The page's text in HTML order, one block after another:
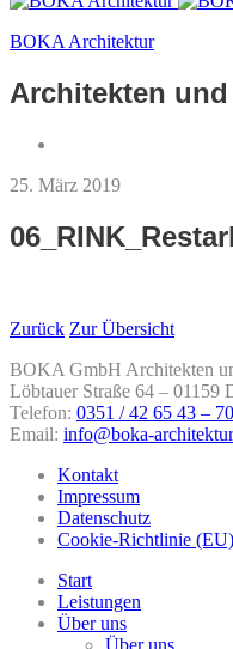
BOKA Architektur
Architekten
25. März 2019
Zurück Zur Übersicht
BOKA GmbH Architekten
Löbtauer Straße 64 – 01159
Telefon: 0351 / 42 65 43 – 70
Email: info@boka-
Kontakt
Impressum
Datenschutz
Cookie-Richtlinie (EU)
Start
Leistungen
Über uns
Über uns